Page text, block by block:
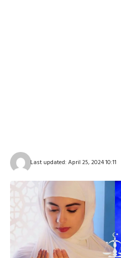
Last updated: April 25, 2024 10:11